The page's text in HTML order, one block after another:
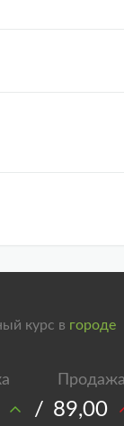
курс в городе
/ 89,00